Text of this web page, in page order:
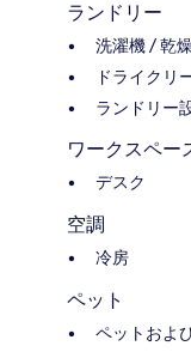
ランドリー
洗濯機 / 乾
ドライクリ
ランドリー
ワークスペー
デスク
空調
冷房
ペット
ペットおよ